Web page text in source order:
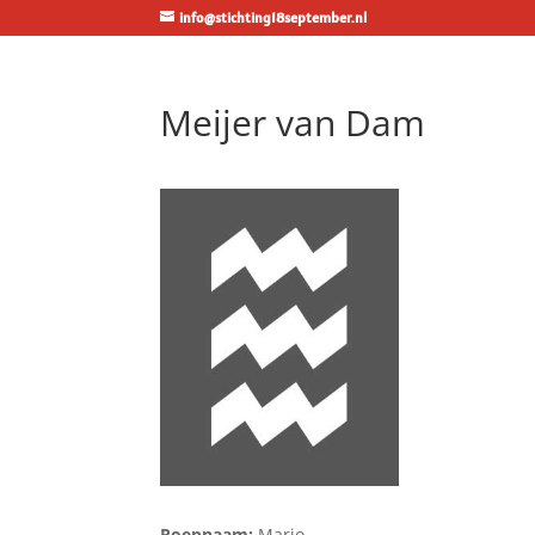
info@stichting18september.nl
Meijer van Dam